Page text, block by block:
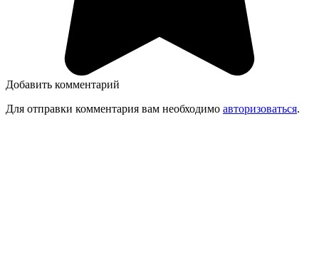
Добавить комментарий
Для отправки комментария вам необходимо авторизоваться.